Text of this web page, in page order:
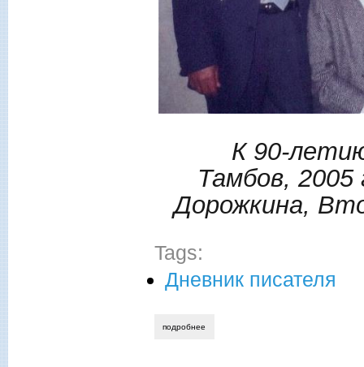
К 90-
Тамбов,
Дорожкина,
Tags:
Дневник писателя
подробнее